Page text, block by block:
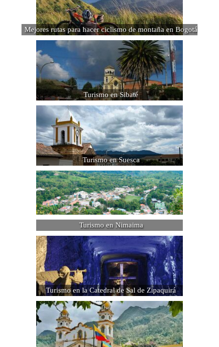
Mejores rutas para hacer ciclismo de montaña en Bogotá
Turismo en Sibaté
Turismo en Suesca
Turismo en Nimaima
Turismo en la Catedral de Sal de Zipaquirá